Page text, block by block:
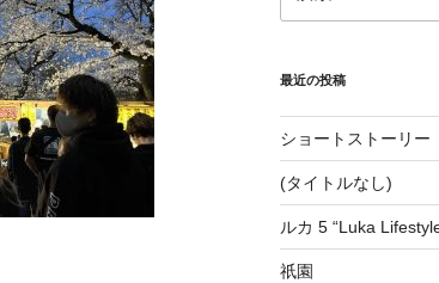
最近の投稿
ショートストーリ
(タイトルなし)
ルカ 5 “Luka
祇園